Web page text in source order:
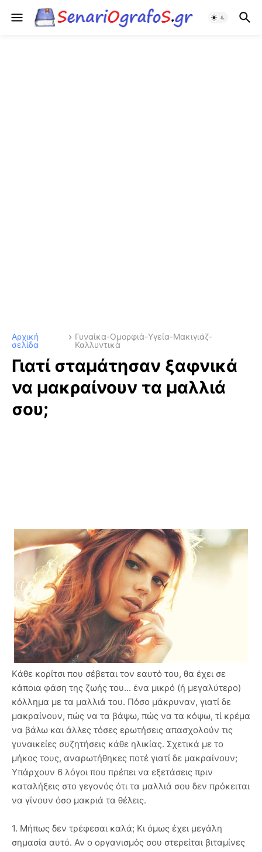
Αρχική
σελίδα
Γυναίκα-Ομορφιά-Υγεία-Μακιγιάζ-
Καλλυντικά
Γιατί σταμάτησαν ξαφνικά
να μακραίνουν τα μαλλιά
σου;
Kάθε κορίτσι που σέβεται τον εαυτό του, θα έχει σε
κάποια φάση της ζωής του... ένα μικρό (ή μεγαλύτερο)
κόλλημα με τα μαλλιά του. Πόσο μάκρυναν, γιατί δε
μακραίνουν, πώς να τα βάψω, πώς να τα κόψω, τί κρέμα
να βάλω και άλλες τόσες ερωτήσεις απασχολούν τις
γυναικείες συζητήσεις κάθε ηλικίας. Σχετικά με το
μήκος τους, αναρωτήθηκες ποτέ γιατί δε μακραίνουν;
Υπάρχουν 6 λόγοι που πρέπει να εξετάσεις πριν
καταλήξεις στο γεγονός ότι τα μαλλιά σου δεν πρόκειται
να γίνουν όσο μακριά τα θέλεις.
1. Μήπως δεν τρέφεσαι καλά; Κι όμως έχει μεγάλη
σημασία αυτό. Αν ο οργανισμός σου στερείται βιταμίνες